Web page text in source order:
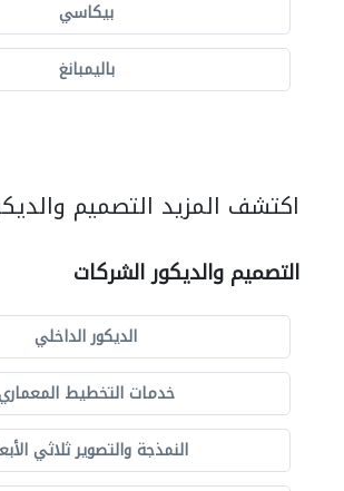
بيكاسي
باليمبانغ
اكتشف المزيد التصميم
التصميم والديكور الشركات
الديكور الداخلي
خدمات التخطيط
النمذجة والتصوير ثلاثي